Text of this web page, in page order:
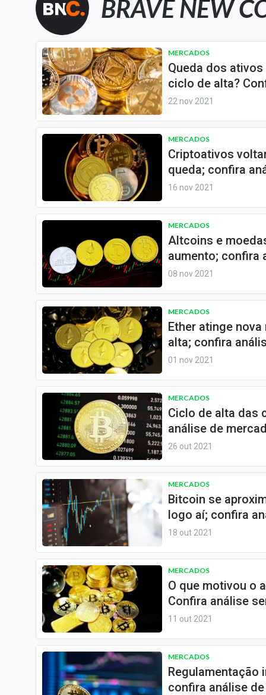
Carteiras Recomendadas
Central de Dividendos
Central de Fundos
Imobiliários
Central dos IPOs
Renda Fixa
Finanças Pessoais
Mercados
Política
Especiais
Internacional
Marketing
Tecnologia
Conteúdo de Marca
Expediente
Contato
BRAVE NEW
MERCADOS
Queda dos
ciclo de alta?
22 nov 2021
MERCADOS
Criptoativos
queda; confira
16 nov 2021
MERCADOS
Altcoins e
aumento; confira
08 nov 2021
MERCADOS
Ether atinge
alta; confira
01 nov 2021
MERCADOS
Ciclo de alta das
análise de
26 out 2021
MERCADOS
Bitcoin se
logo aí; confira
18 out 2021
MERCADOS
O que motivou o
Confira análise
11 out 2021
MERCADOS
Regulamentação
confira análise